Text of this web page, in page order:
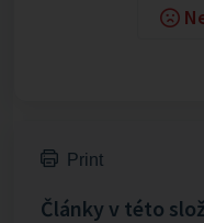
Print
Články v této